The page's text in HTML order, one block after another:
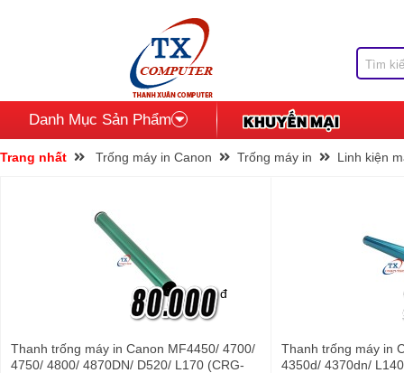
Danh Mục Sản Phẩm
Trang nhất Trống máy in Canon Trống máy in Linh kiện
đ
Thanh trống máy in Canon MF4450/ 4700/
4750/ 4800/ 4870DN/ D520/ L170 (CRG-
Thanh trống máy in
4350d/ 4370dn/